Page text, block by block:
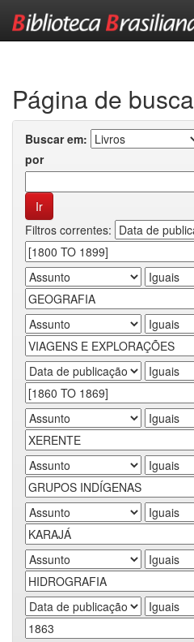
Página de busca
Buscar em:
por
Filtros correntes: